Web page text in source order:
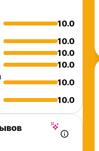
10.0
10.0
10.0
10.0
10.0
10.0